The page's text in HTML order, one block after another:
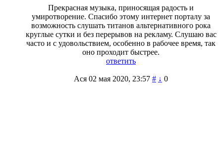
Прекрасная музыка, приносящая радость и
умиротворение. Спасибо этому интернет порталу за
возможность слушать титанов альтернативного рока
круглые сутки и без перерывов на рекламу. Слушаю вас
часто и с удовольствием, особенно в рабочее время, так
оно проходит быстрее.
ответить
Ася 02 мая 2020, 23:57 # ↓ 0